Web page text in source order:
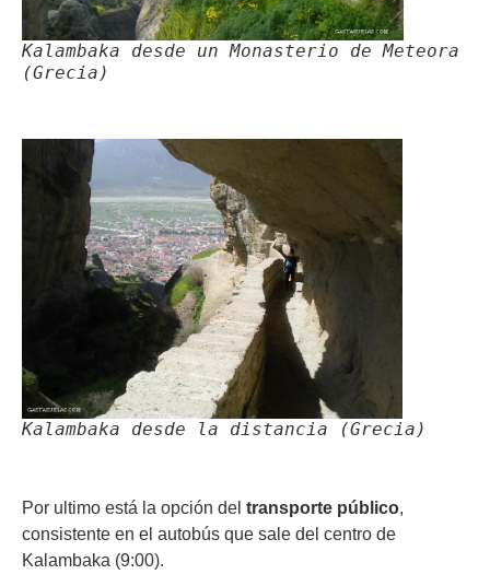
Kalambaka desde un Monasterio de Meteora
(Grecia)
Kalambaka desde la distancia (Grecia)
Por ultimo está la opción del transporte público,
consistente en el autobús que sale del centro de
Kalambaka (9:00).